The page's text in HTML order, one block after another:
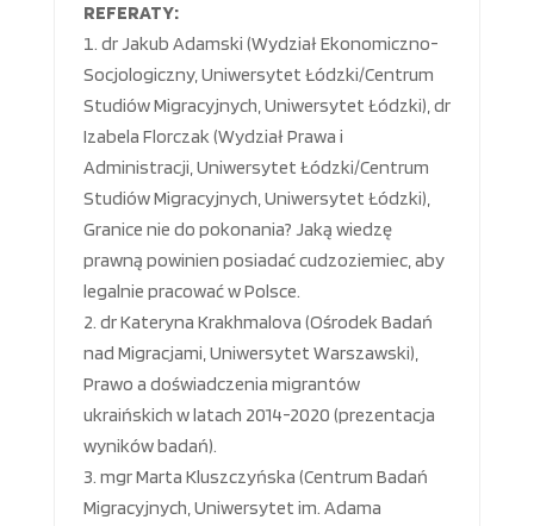
REFERATY:
dr Jakub Adamski (Wydział Ekonomiczno-
Socjologiczny, Uniwersytet Łódzki/Centrum
Studiów Migracyjnych, Uniwersytet Łódzki), dr
Izabela Florczak (Wydział Prawa i
Administracji, Uniwersytet Łódzki/Centrum
Studiów Migracyjnych, Uniwersytet Łódzki),
Granice nie do pokonania? Jaką wiedzę
prawną powinien posiadać cudzoziemiec, aby
legalnie pracować w Polsce.
dr Kateryna Krakhmalova (Ośrodek Badań
nad Migracjami, Uniwersytet Warszawski),
Prawo a doświadczenia migrantów
ukraińskich w latach 2014-2020 (prezentacja
wyników badań).
mgr Marta Kluszczyńska (Centrum Badań
Migracyjnych, Uniwersytet im. Adama